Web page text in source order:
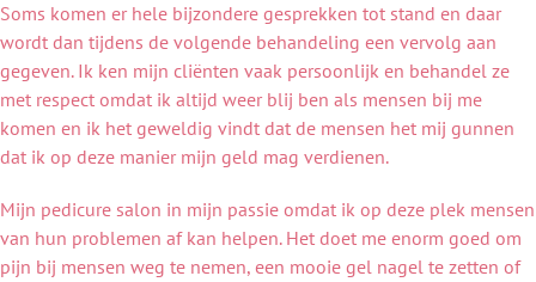
Soms komen er hele bijzondere gesprekken tot stand en daar
wordt dan tijdens de volgende behandeling een vervolg aan
gegeven. Ik ken mijn cliënten vaak persoonlijk en behandel ze
met respect omdat ik altijd weer blij ben als mensen bij me
komen en ik het geweldig vindt dat de mensen het mij gunnen
dat ik op deze manier mijn geld mag verdienen.
Mijn pedicure salon in mijn passie omdat ik op deze plek mensen
van hun problemen af kan helpen. Het doet me enorm goed om
pijn bij mensen weg te nemen, een mooie gel nagel te zetten of